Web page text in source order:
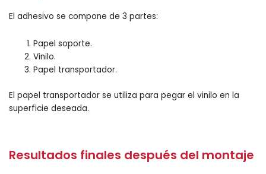
El adhesivo se compone de 3 partes:
Papel soporte.
Vinilo.
Papel transportador.
El papel transportador se utiliza para pegar el vinilo en la
superficie deseada.
Resultados finales después del montaje